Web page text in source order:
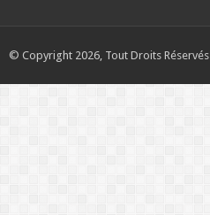
© Copyright 2026, Tout Droits Réservés